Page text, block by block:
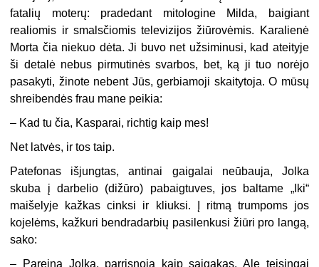
fatalių moterų: pradedant mitologine Milda, baigiant
realiomis ir smalsčiomis televizijos žiūrovėmis. Karalienė
Morta čia niekuo dėta. Ji buvo net užsiminusi, kad ateityje
ši detalė nebus pirmutinės svarbos, bet, ką ji tuo norėjo
pasakyti, žinote nebent Jūs, gerbiamoji skaitytoja. O mūsų
shreibendės frau mane peikia:
– Kad tu čia, Kasparai, richtig kaip mes!
Net latvės, ir tos taip.
Patefonas išjungtas, antinai gaigalai neūbauja, Jolka
skuba į darbelio (dižūro) pabaigtuves, jos baltame „Iki“
maišelyje kažkas cinksi ir kliuksi. Į ritmą trumpoms jos
kojelėms, kažkuri bendradarbių pasilenkusi žiūri pro langą,
sako:
– Pareina Jolka, parrisnoja kaip saigakas. Ale teisingai